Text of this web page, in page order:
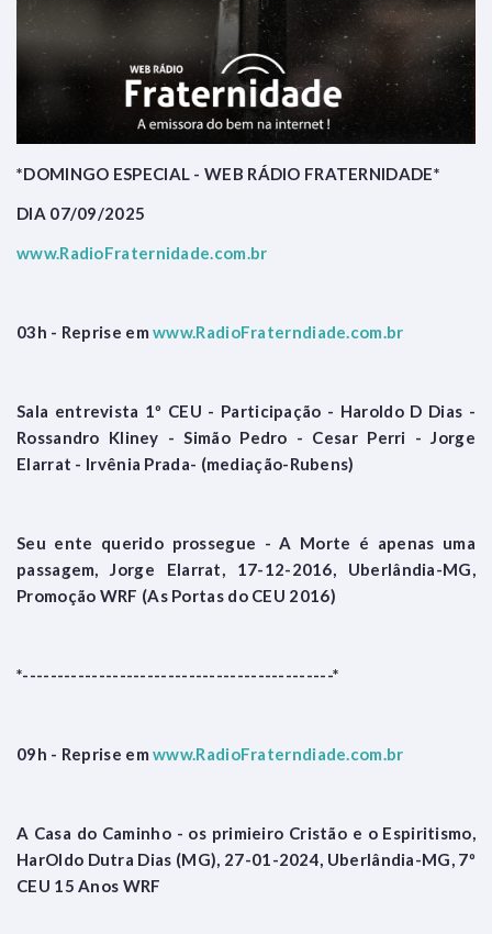
*DOMINGO ESPECIAL - WEB RÁDIO FRATERNIDADE*
DIA 07/09/2025
www.RadioFraternidade.com.br
03h - Reprise emwww.RadioFraterndiade.com.br
Sala entrevista 1º CEU - Participação - Haroldo D Dias -
Rossandro Kliney - Simão Pedro - Cesar Perri - Jorge
Elarrat - Irvênia Prada- (mediação-Rubens)
Seu ente querido prossegue - A Morte é apenas uma
passagem, Jorge Elarrat, 17-12-2016, Uberlândia-MG,
Promoção WRF (As Portas do CEU 2016)
*---------------------------------------------*
09h - Reprise emwww.RadioFraterndiade.com.br
A Casa do Caminho - os primieiro Cristão e o Espiritismo,
HarOldo Dutra Dias (MG), 27-01-2024, Uberlândia-MG, 7º
CEU 15 Anos WRF